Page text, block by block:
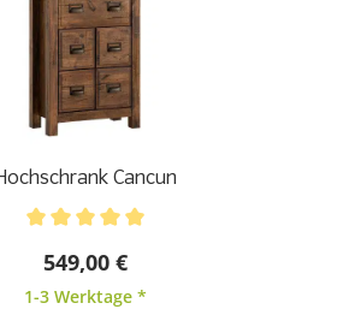
Cancun
549,00 €
1-3 Werktage *